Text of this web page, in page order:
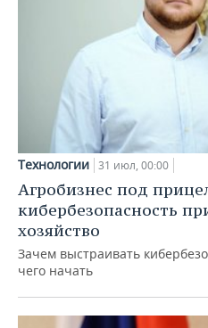
Технологии 31 июл, 00:00
Агробизнес под
кибербезопасность
хозяйство
Зачем выстраивать
чего начать